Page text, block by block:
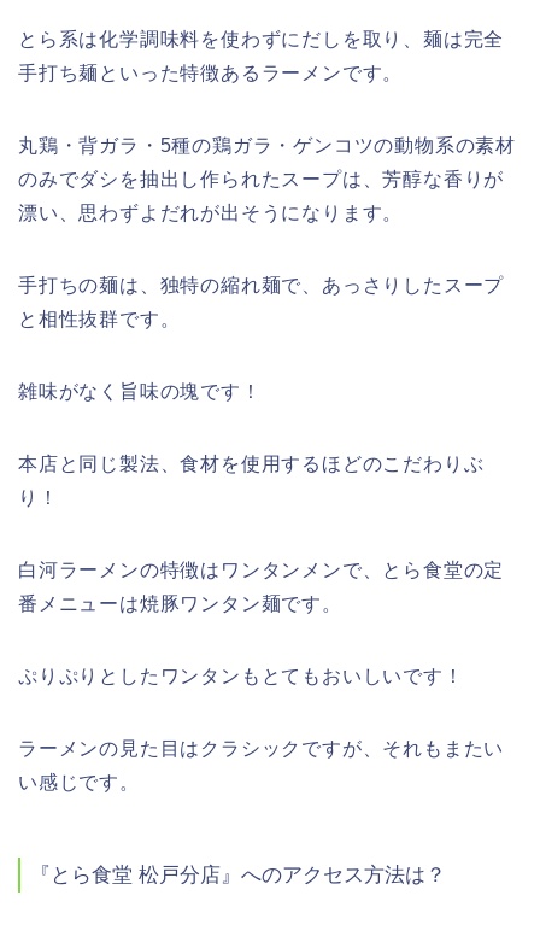
とら系は化学調味料を使わずにだしを取り、麺は完全
手打ち麺といった特徴あるラーメンです。
丸鶏・背ガラ・ 5種の鶏ガラ・ゲンコツの動物系の素材
のみでダシを抽出し作られたスープは、芳醇な香りが
漂い、思わずよだれが出そうになります。
手打ちの麺は、独特の縮れ麺で、あっさりしたスープ
と相性抜群です。
雑味がなく旨味の塊です！
本店と同じ製法、食材を使用するほどのこだわりぶ
り！
白河ラーメンの特徴はワンタンメンで、とら食堂の定
番メニューは焼豚ワンタン麺です。
ぷりぷりとしたワンタンもとてもおいしいです！
ラーメンの見た目はクラシックですが、それもまたい
い感じです。
『とら食堂 松戸分店』へのアクセス方法は？